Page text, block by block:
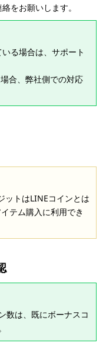
をお願いします。
る場合は、サポート
合、弊社側での対応
ットはLINEコインとは
テム購入に利用でき
数は、既にボーナスコ